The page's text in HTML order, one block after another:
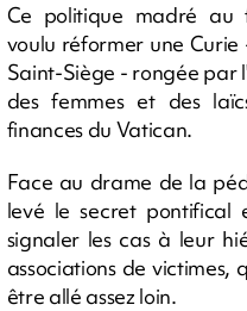
Ce politique madré au
voulu réformer une
Saint-Siège - rongée par
des femmes et des
finances du Vatican.
Face au drame de la
levé le secret
signaler les cas à leur
associations de
être allé assez loin.